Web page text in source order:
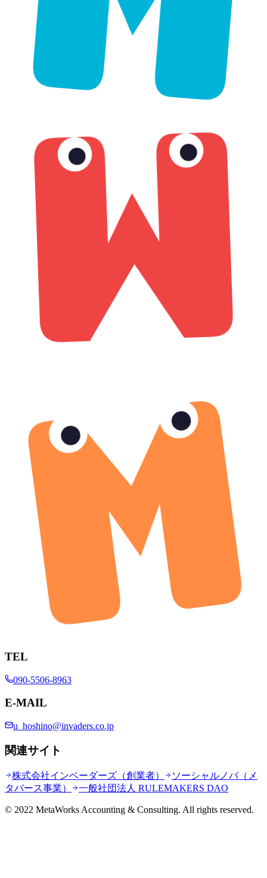
TEL
090-5506-8963
E-MAIL
u_hoshino@invaders.co.jp
関連サイト
株式会社インベーダーズ（創業者）
ソーシャルノバ（メ
タバース事業）
一般社団法人 RULEMAKERS DAO
© 2022 MetaWorks Accounting & Consulting. All rights reserved.